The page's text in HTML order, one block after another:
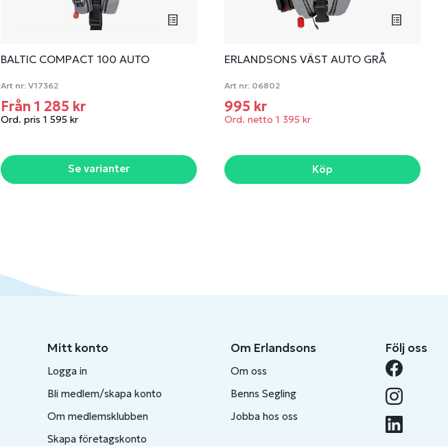
BALTIC COMPACT 100 AUTO
Art nr: V17362
Från 1 285 kr
Ord. pris 1 595 kr
Se varianter
ERLANDSONS VÄST AUTO GRÅ
Art nr: 06802
995 kr
Ord. netto 1 395 kr
Köp
Mitt konto
Logga in
Bli medlem/skapa konto
Om medlemsklubben
Skapa företagskonto
Om Erlandsons
Om oss
Benns Segling
Jobba hos oss
Följ oss